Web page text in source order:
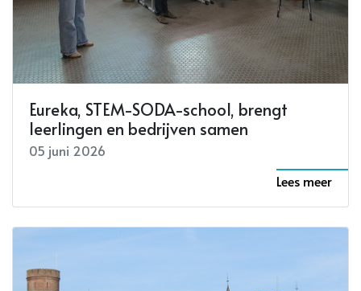
Eureka, STEM-SODA-school, brengt
leerlingen en bedrijven samen
05 juni 2026
Lees meer